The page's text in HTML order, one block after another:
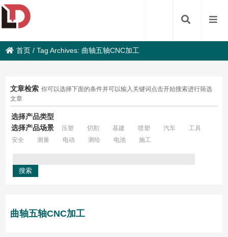
首页 /Tag Archives: 曲轴五轴CNC加工
文章检索 你可以选择下面的条件并可以输入关键词点击开始搜索进行筛选
文章
选择产品类型
选择产品场景
压塑 切割 基建 喷塑 汽车
工具
安全
测量 电动 测绘 电池 施工
曲轴五轴CNC加工